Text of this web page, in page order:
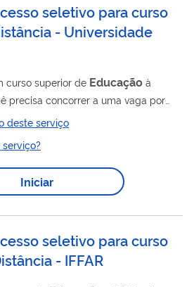
seletivo para curso
- Universidade
curso superior de Educação à
precisa concorrer a uma vaga por
deste serviço
Iniciar
seletivo para curso
- IFFAR